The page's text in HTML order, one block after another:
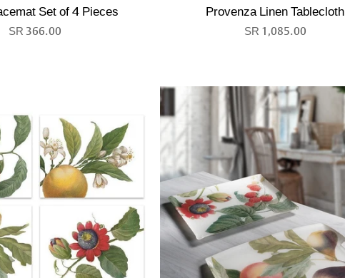
Provenza Linen Tablecloth
1,085.00 SR
Set of 4 Pieces
366.00 SR